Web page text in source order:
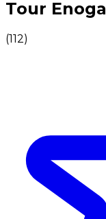
Tour
(112)